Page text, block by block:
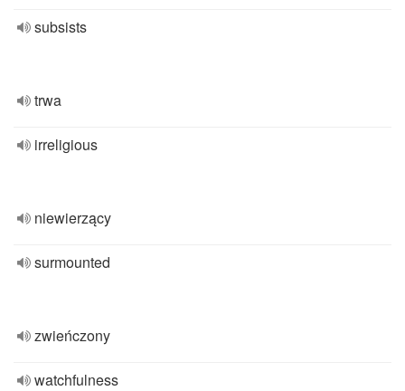
subsists
trwa
irreligious
niewierzący
surmounted
zwieńczony
watchfulness